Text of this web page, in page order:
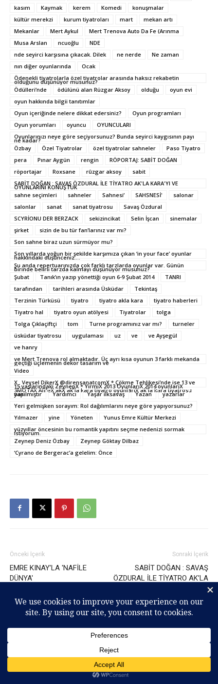
kasım
Kaymak kerem Komedi
konuşmalar
kültür merekzi
kurum tiyatroları mart
mekan artı
Mekanlar
Mert Aykul
Mert Trenova Auto Da Fe (Arınma
Musa Arslan
ncuoğlu
NDE
nde seyirci karşısına çıkacak. Dilek
ne nerde
Ne zaman
nın diğer oyunlarında
Ocak
Ödenekli tiyatrolarla özel tiyatrolar arasında haksız rekabetin
olduğunu düşünüyor musunuz?
Ödülleri’nde
ödülünü alan Rüzgar Aksoy olduğu
oyun evi
oyun hakkında bilgii tanıtımlar
Oyun içeriğinde nelere dikkat edersiniz?
Oyun programları
Oyun yorumları
oyuncu
OYUNCULARI
Oyunlarınızı neye göre seçiyorsunuz? Bunda seyirci kaygısının payı
ne kadar?
Özbay
Özel Tiyatrolar özel tiyatrolar sahneler
Paso Tiyatro
pera
Pınar Aygün rengin
RÖPORTAJ: SABİT DOĞAN
röportajar
Roxsane rûzgar aksoy
sabit
SABİT DOĞAN : SAVAŞ ÖZDURAL İLE TİYATRO AK'LA KARA'YI VE
OYUNLARINI KONUŞTUK
sahne seçimleri
sahneler Sahnesi’ SAHSNESİ'
salonar
salonlar
sanat sanat tiyatrosu
Savaş Özdural
SCYRİONU DER BERZACK
sekizincikat Selin İşcan
sinemalar
şirket
sizin de bu tür fan’larınız var mı?
Son sahne biraz uzun sürmüyor mu?
Son yıllarda yoğun bir şekilde karşımıza çıkan ‘in your face’ oyunlar
hakkındaki düşünceniz....
Şu anda repertuarınızda çok farklı tarzlarda oyunlar var. Günün
birinde belirli tarzda kalmayı düşünüyor musunuz?
Şubat
Tanık’ın yazıp yönettiği oyun 6-9 Şubat 2014
TANRI
tarafından
tarihleri arasında Üsküdar
Tekintaş
Terzinin Türküsü
tiyatro tiyatro akla kara
tiyatro haberleri
Tiyatro hal
tiyatro oyun atölyesi Tiyatrolar
tolga
Tolga Çıklaçiftçi
tom Turne programınız var mı?
turneler
üsküdar tiyatrosu
uygulaması uz ve
ve Ayşegül
ve hanry
ve Mert Trenova rol almaktadır. Üç ayrı kısa oyunun 3 farklı mekanda
geçtiği üçlemenin dekor tasarım ve
Video
X . Veysel DikerX @dirensanatcomX * Çökme Tehlikesi’nde ise 13 ve
15 yaşlarındaki ZeynepX * YirmiX 2013 OyunlarıX 2014 oyunlarıX
3MOTAX AfifeX akX ak'la kara tiyatro oyunlarıX ak'la kara tiyatrosu
nas
yapılmıştır Yardımcı Yaşar ilksavaş Yazan
yazarlar
Yeri gelmişken sorayım: Rol dağılımlarını neye göre yapıyorsunuz?
Yılmazer
yine Yöneten
Yunus Emre Kültür Merkezi
yüzyıllar öncesinin bu romantik yapıtını seçme nedenizi sormak
istiyorum.
Zeynep Deniz Özbay
Zeynep Göktay Dilbaz
‘Cyrano de Bergerac’a gelelim: Önce
Önceki İçerik
EMRE KINAY’LA 'NAFİLE
DÜNYA'
Sonraki İçerik
SABİT DOĞAN : SAVAŞ
ÖZDURAL İLE TİYATRO AK’LA
KARA’YI VE OYUNLARINI
KONUŞTUK